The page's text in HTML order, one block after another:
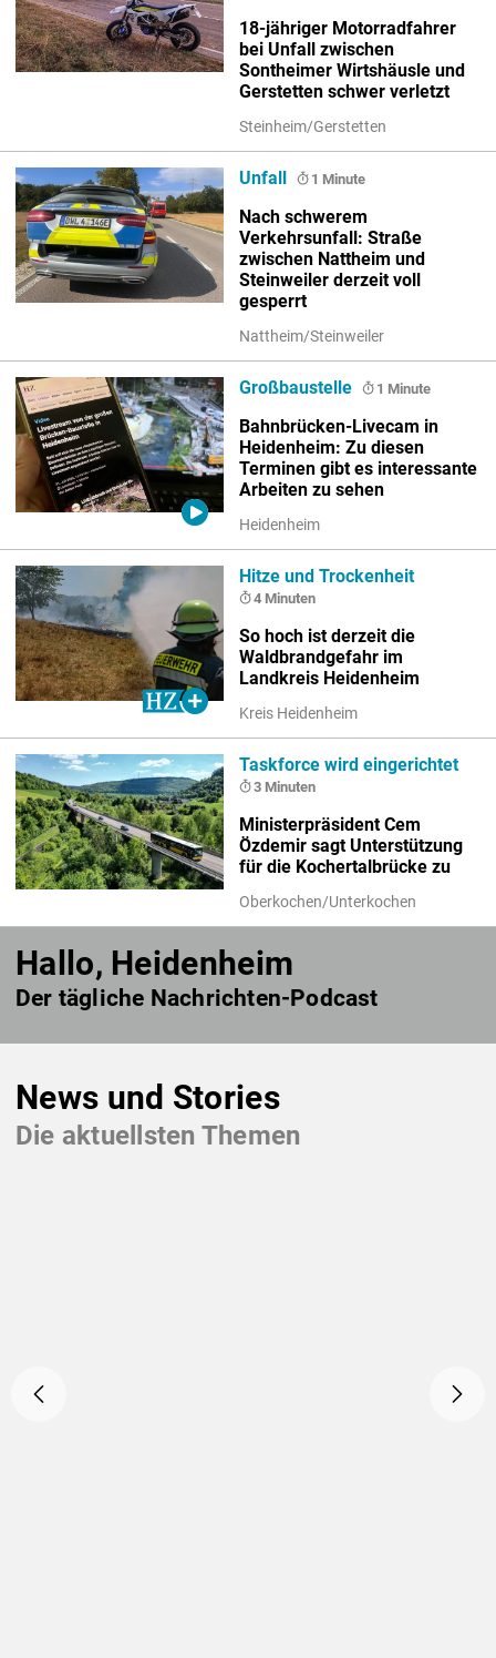
18-jähriger Motorradfahrer
bei Unfall zwischen
Sontheimer Wirtshäusle und
Gerstetten schwer verletzt
Steinheim/Gerstetten
Nach schwerem
Verkehrsunfall: Straße
zwischen Nattheim und
Steinweiler derzeit voll
gesperrt
Nattheim/Steinweiler
Unfall 1 Minute
Bahnbrücken-Livecam in
Heidenheim: Zu diesen
Terminen gibt es interessante
Arbeiten zu sehen
Heidenheim
Großbaustelle 1 Minute
So hoch ist derzeit die
Waldbrandgefahr im
Landkreis Heidenheim
Kreis Heidenheim
Hitze und Trockenheit
4 Minuten
Ministerpräsident Cem
Özdemir sagt Unterstützung
für die Kochertalbrücke zu
Oberkochen/Unterkochen
Taskforce wird eingerichtet
3 Minuten
Hallo, Heidenheim
Der tägliche Nachrichten-Podcast
News und Stories
Die aktuellsten Themen